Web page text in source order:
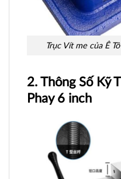
Trục Vít me của Ê
2. Thông Số Kỹ
Phay 6 inch